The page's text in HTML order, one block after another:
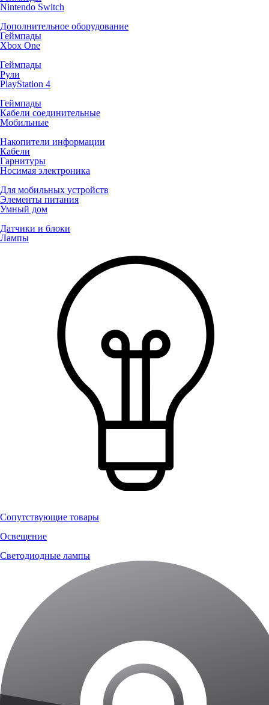
Nintendo Switch
Дополнительное оборудование
Геймпады
Xbox One
Геймпады
Рули
PlayStation 4
Геймпады
Кабели соединительные
Мобильные
Накопители информации
Кабели
Гарнитуры
Носимая электроника
Для мобильных устройств
Элементы питания
Умный дом
Датчики и блоки
Лампы
Сопутствующие товары
Освещение
Светодиодные лампы